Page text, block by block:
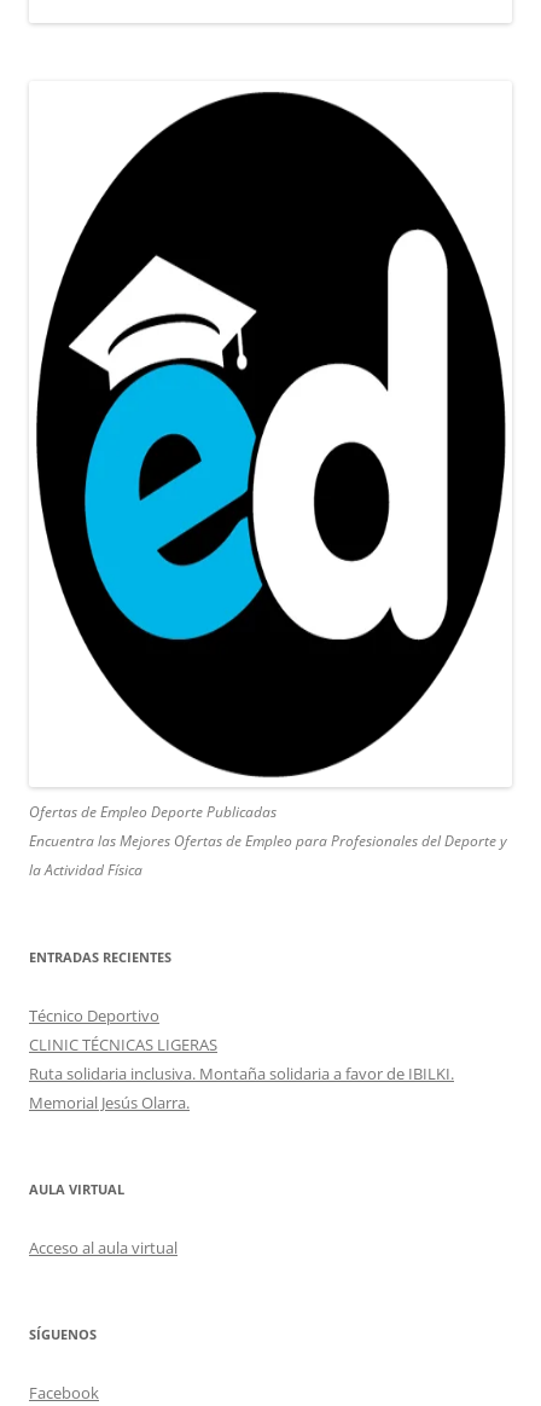
Ofertas de Empleo Deporte Publicadas
Encuentra las Mejores Ofertas de Empleo para Profesionales del Deporte y
la Actividad Física
ENTRADAS RECIENTES
Técnico Deportivo
CLINIC TÉCNICAS LIGERAS
Ruta solidaria inclusiva. Montaña solidaria a favor de IBILKI.
Memorial Jesús Olarra.
AULA VIRTUAL
Acceso al aula virtual
SÍGUENOS
Facebook